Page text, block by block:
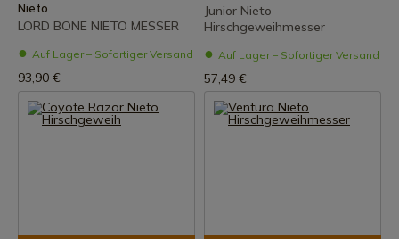
Nieto
LORD BONE NIETO MESSER
Auf Lager – Sofortiger Versand
93,90 €
Junior Nieto
Hirschgeweihmesser
Auf Lager – Sofortiger Versand
57,49 €